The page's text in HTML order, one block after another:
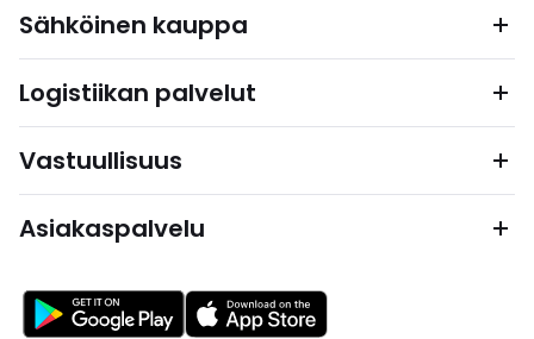
Sähköinen kauppa
Logistiikan palvelut
Vastuullisuus
Asiakaspalvelu